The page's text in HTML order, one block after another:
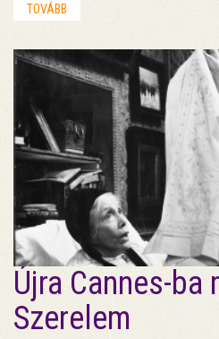
TOVÁBB
Újra Cannes-ba
Szerelem